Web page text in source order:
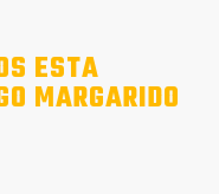
ESTA
MARGARIDO